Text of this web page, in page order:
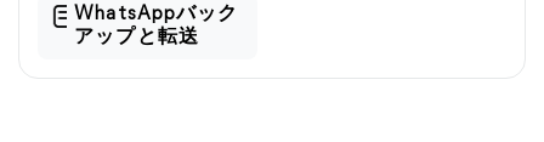
WhatsAppバック
アップと転送